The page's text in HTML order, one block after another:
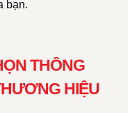
bạn.
THÔNG
HIỆU